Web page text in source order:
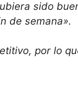
sido
de semana».
por lo